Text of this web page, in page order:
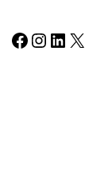
Facebook Instagram LinkedIn X